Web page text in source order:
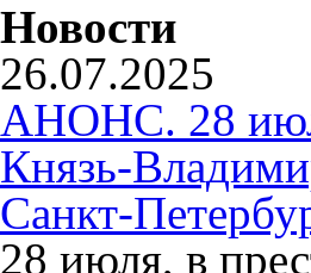
Новости
26.07.2025
АНОНС. 28
Князь-
Санкт-
28 июля, в